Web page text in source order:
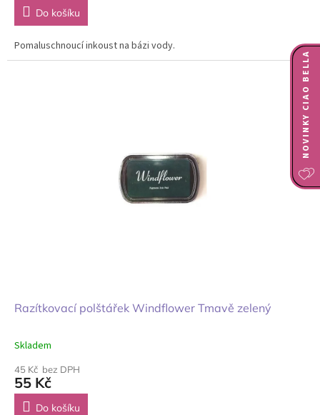
Do košíku
Pomaluschnoucí inkoust na bázi vody.
Razítkovací polštářek Windflower Tmavě zelený
Skladem
45 Kč bez DPH
55 Kč
Do košíku
NOVINKY CIAO BELLA